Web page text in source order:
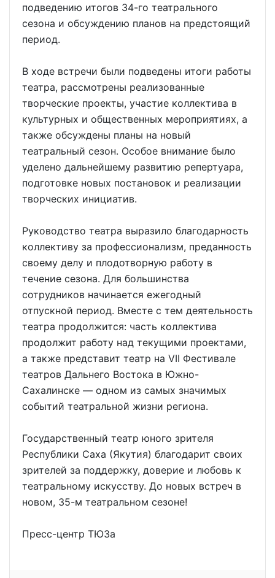
подведению итогов 34-го театрального
сезона и обсуждению планов на предстоящий
период.
В ходе встречи были подведены итоги работы
театра, рассмотрены реализованные
творческие проекты, участие коллектива в
культурных и общественных мероприятиях, а
также обсуждены планы на новый
театральный сезон. Особое внимание было
уделено дальнейшему развитию репертуара,
подготовке новых постановок и реализации
творческих инициатив.
Руководство театра выразило благодарность
коллективу за профессионализм, преданность
своему делу и плодотворную работу в
течение сезона. Для большинства
сотрудников начинается ежегодный
отпускной период. Вместе с тем деятельность
театра продолжится: часть коллектива
продолжит работу над текущими проектами,
а также представит театр на VII Фестивале
театров Дальнего Востока в Южно-
Сахалинске — одном из самых значимых
событий театральной жизни региона.
Государственный театр юного зрителя
Республики Саха (Якутия) благодарит своих
зрителей за поддержку, доверие и любовь к
театральному искусству. До новых встреч в
новом, 35-м театральном сезоне!
Пресс-центр ТЮЗа